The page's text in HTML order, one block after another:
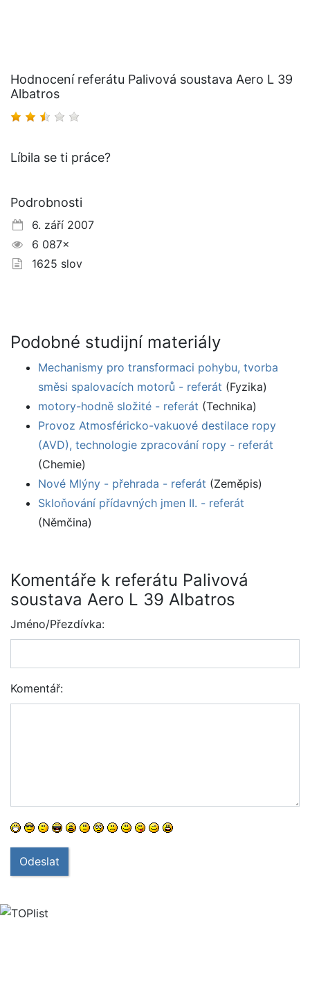
Hodnocení referátu Palivová soustava Aero L 39
Albatros
Líbila se ti práce?
Podrobnosti
6. září 2007
6 087×
1625 slov
Podobné studijní materiály
Mechanismy pro transformaci pohybu, tvorba
směsi spalovacích motorů - referát (Fyzika)
motory-hodně složité - referát (Technika)
Provoz Atmosféricko-vakuové destilace ropy
(AVD), technologie zpracování ropy - referát
(Chemie)
Nové Mlýny - přehrada - referát (Zeměpis)
Skloňování přídavných jmen II. - referát
(Němčina)
Komentáře k referátu Palivová
soustava Aero L 39 Albatros
Jméno/Přezdívka:
Komentář:
Odeslat